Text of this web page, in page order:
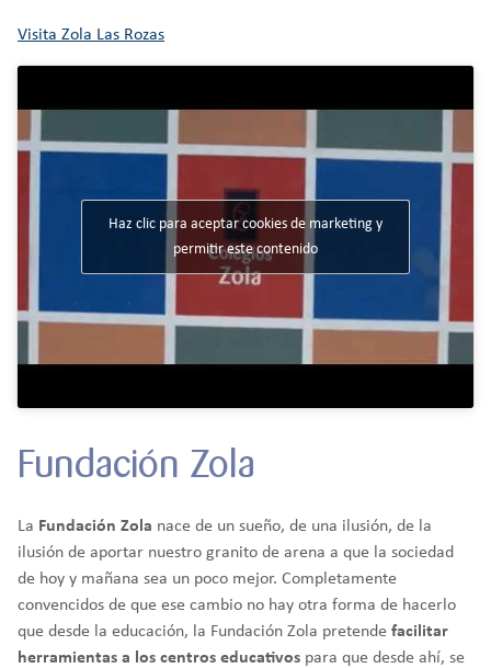
Visita Zola Las Rozas
Haz clic para aceptar cookies de marketing y
permitir este contenido
Fundación Zola
La Fundación Zola nace de un sueño, de una ilusión, de la
ilusión de aportar nuestro granito de arena a que la sociedad
de hoy y mañana sea un poco mejor. Completamente
convencidos de que ese cambio no hay otra forma de hacerlo
que desde la educación, la Fundación Zola pretende facilitar
herramientas a los centros educativos para que desde ahí, se